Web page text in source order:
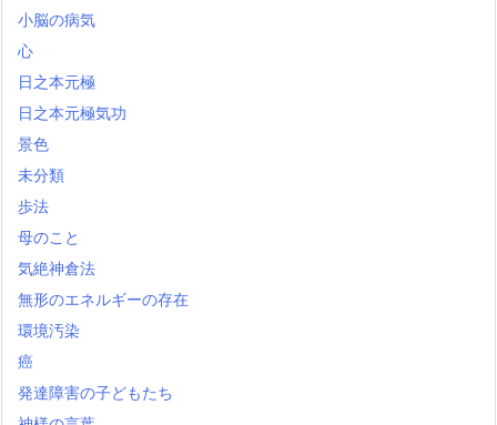
小脳の病気
心
日之本元極
日之本元極気功
景色
未分類
歩法
母のこと
気絶神倉法
無形のエネルギーの存在
環境汚染
癌
発達障害の子どもたち